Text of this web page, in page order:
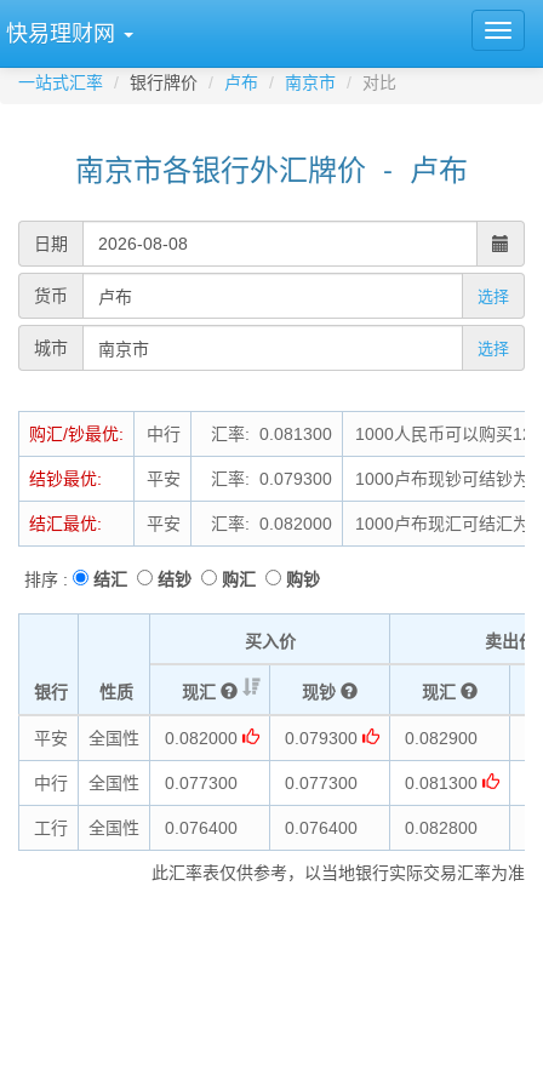
快易理财网
一站式汇率 银行牌价 卢布 南京市 对比
南京市各银行外汇牌价 - 卢布
日期
货币 选择
城市 选择
购汇/钞最优: 中行 汇率: 0.081300 1000人民币可以购买
结钞最优: 平安 汇率: 0.079300 1000卢布现钞可结钞为
结汇最优: 平安 汇率: 0.082000 1000卢布现汇可结汇为
排序 : 结汇 结钞 购汇 购钞
银行 性质
买入价 卖出价
现汇 现钞 现汇
平安 全国性 0.082000 0.079300 0.082900
中行 全国性 0.077300 0.077300 0.081300
工行 全国性 0.076400 0.076400 0.082800
此汇率表仅供参考，以当地银行实际交易汇率为准